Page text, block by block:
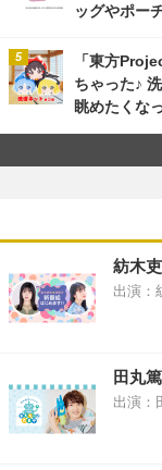
ッグやポー
「東方
ちゃった♪
眺めたくな
紡木
出演：
田丸
出演：